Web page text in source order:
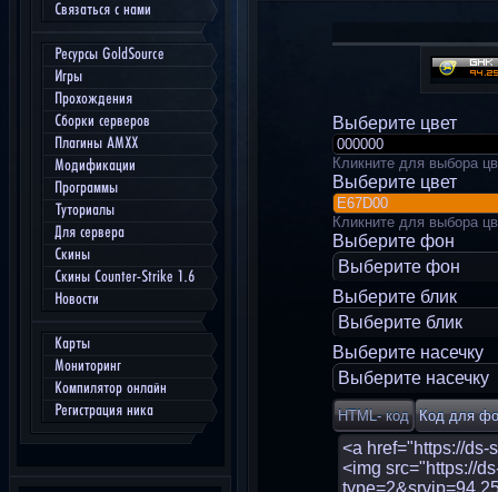
Связаться с нами
Ресурсы GoldSource
Игры
Прохождения
Сборки серверов
Плагины AMXX
Модификации
Программы
Туториалы
Для сервера
Скины
Скины Counter-Strike 1.6
Новости
Карты
Мониторинг
Компилятор онлайн
Регистрация ника
Выберите цвет
Кликните для выбора
Выберите цвет
Кликните для выбора
Выберите фон
Выберите фон
Выберите блик
Выберите блик
Выберите насечку
Выберите насечку